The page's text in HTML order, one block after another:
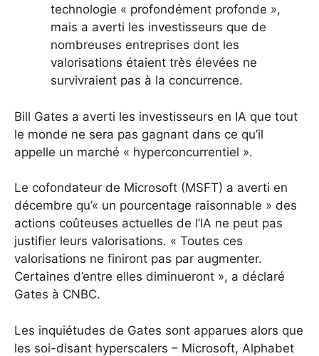
technologie « profondément profonde »,
mais a averti les investisseurs que de
nombreuses entreprises dont les
valorisations étaient très élevées ne
survivraient pas à la concurrence.
Bill Gates a averti les investisseurs en IA que tout
le monde ne sera pas gagnant dans ce qu’il
appelle un marché « hyperconcurrentiel ».
Le cofondateur de Microsoft (MSFT) a averti en
décembre qu’« un pourcentage raisonnable » des
actions coûteuses actuelles de l’IA ne peut pas
justifier leurs valorisations. « Toutes ces
valorisations ne finiront pas par augmenter.
Certaines d’entre elles diminueront », a déclaré
Gates à CNBC.
Les inquiétudes de Gates sont apparues alors que
les soi-disant hyperscalers – Microsoft, Alphabet